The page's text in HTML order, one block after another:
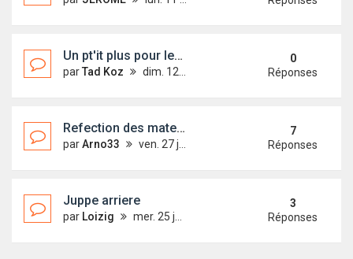
Un pt'it plus pour les rouleaux en route
parTad Koz dim. 12 mars 2017 15:17
0
Réponses
Refection des matelas
parArno33 ven. 27 janv. 2017 15:38
7
Réponses
Juppe arriere
par Loizig mer. 25 janv. 2017 16:39
3
Réponses